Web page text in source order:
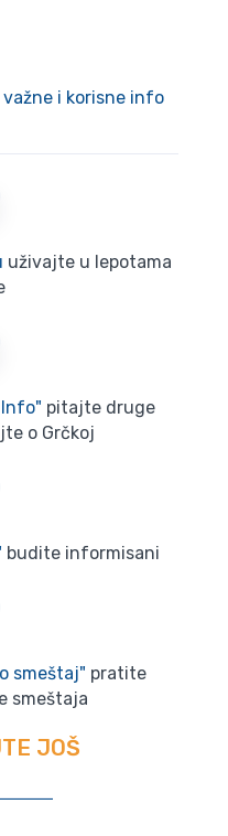
i korisne info
uživajte u lepotama
Info" pitajte druge
o Grčkoj
budite informisani
smeštaj" pratite
smeštaja
JOŠ